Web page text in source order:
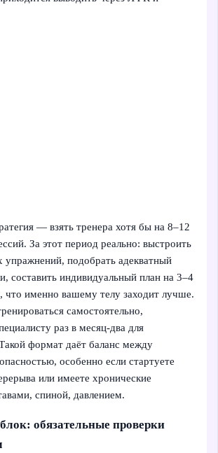
— взять тренера хотя бы на 8–12
За этот период реально: выстроить
упражнений, подобрать адекватный
составить индивидуальный план на 3–4
что именно вашему телу заходит лучше.
самостоятельно,
раз в месяц-два для
формат даёт баланс между
особенно если стартуете
или имеете хронические
спиной, давлением.
обязательные проверки